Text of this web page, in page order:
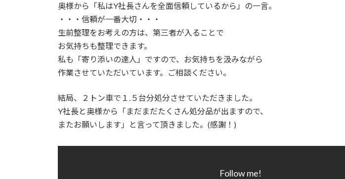
奥様から「私はY社長さんを全面信頼しているから」の一言。
・・・信頼が一番大切・・・
生前整理をお考えの方は、第三者が入ることで
お気持ちも整理できます。
私も「寄り添いの達人」ですので、お気持ちを汲みながら
作業させていただいています。ご相談ください。
結局、２トン車で１.５台分処分させていただきました。
Y社長と奥様から「まだまだたくさん処分品が出ますので、
またお願いします」と言って頂きました。(感謝！)
Follow me!